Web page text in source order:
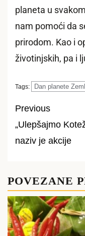
planeta u
nam pomoći da
prirodom. Kao i
životinjskih, pa i
Tags: Dan planete
Post
navigation
Previous
„Ulepšajmo
naziv je akcije
POVEZANE